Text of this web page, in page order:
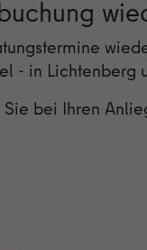
- in
bei Ihren